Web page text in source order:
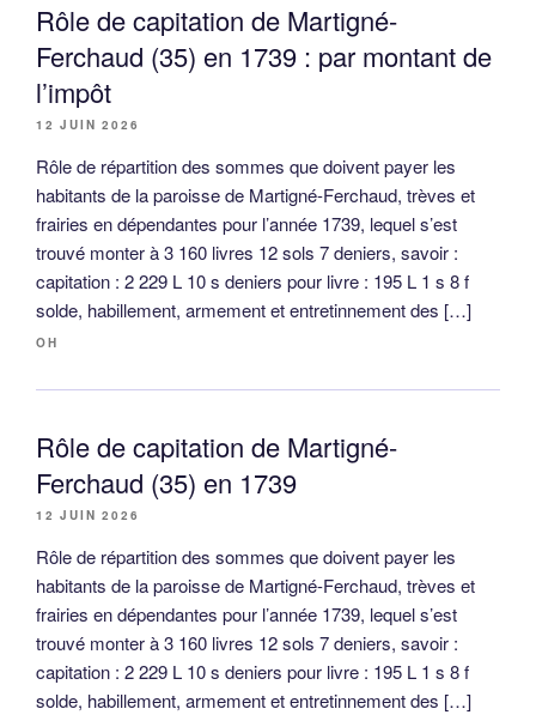
Rôle de capitation de Martigné-
Ferchaud (35) en 1739 : par montant de
l’impôt
12 JUIN 2026
Rôle de répartition des sommes que doivent payer les
habitants de la paroisse de Martigné-Ferchaud, trèves et
frairies en dépendantes pour l’année 1739, lequel s’est
trouvé monter à 3 160 livres 12 sols 7 deniers, savoir :
capitation : 2 229 L 10 s deniers pour livre : 195 L 1 s 8 f
solde, habillement, armement et entretinnement des […]
OH
Rôle de capitation de Martigné-
Ferchaud (35) en 1739
12 JUIN 2026
Rôle de répartition des sommes que doivent payer les
habitants de la paroisse de Martigné-Ferchaud, trèves et
frairies en dépendantes pour l’année 1739, lequel s’est
trouvé monter à 3 160 livres 12 sols 7 deniers, savoir :
capitation : 2 229 L 10 s deniers pour livre : 195 L 1 s 8 f
solde, habillement, armement et entretinnement des […]